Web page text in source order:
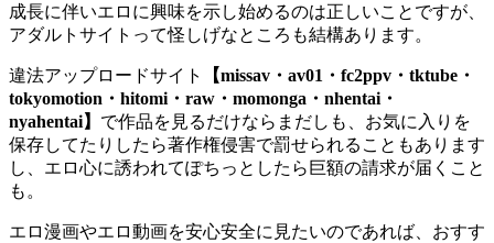
成長に伴いエロに興味を示し始めるのは正しいことですが、
アダルトサイトって怪しげなところも結構あります。
違法アップロードサイト
【missav・av01・fc2ppv・tktube・
tokyomotion・hitomi・raw・momonga・nhentai・
nyahentai】 で作品を見るだけならまだしも、お気に入りを
保存してたりしたら著作権侵害で罰せられることもあります
し、エロ心に誘われてぽちっとしたら巨額の請求が届くこと
も。
エロ漫画やエロ動画を安心安全に見たいのであれば、おすす